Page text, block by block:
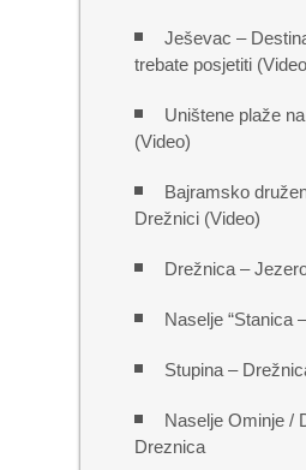
Ješevac –
trebate posjetiti
Uništene plaže
(Video)
Bajramsko
Drežnici (Video)
Drežnica –
Naselje “Stanica
Stupina –
Naselje Ominje /
Dreznica